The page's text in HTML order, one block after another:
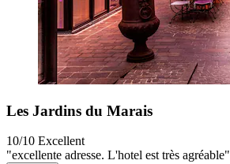
Les Jardins du Marais
10/10 Excellent
"excellente adresse. L'hotel est très agréable"